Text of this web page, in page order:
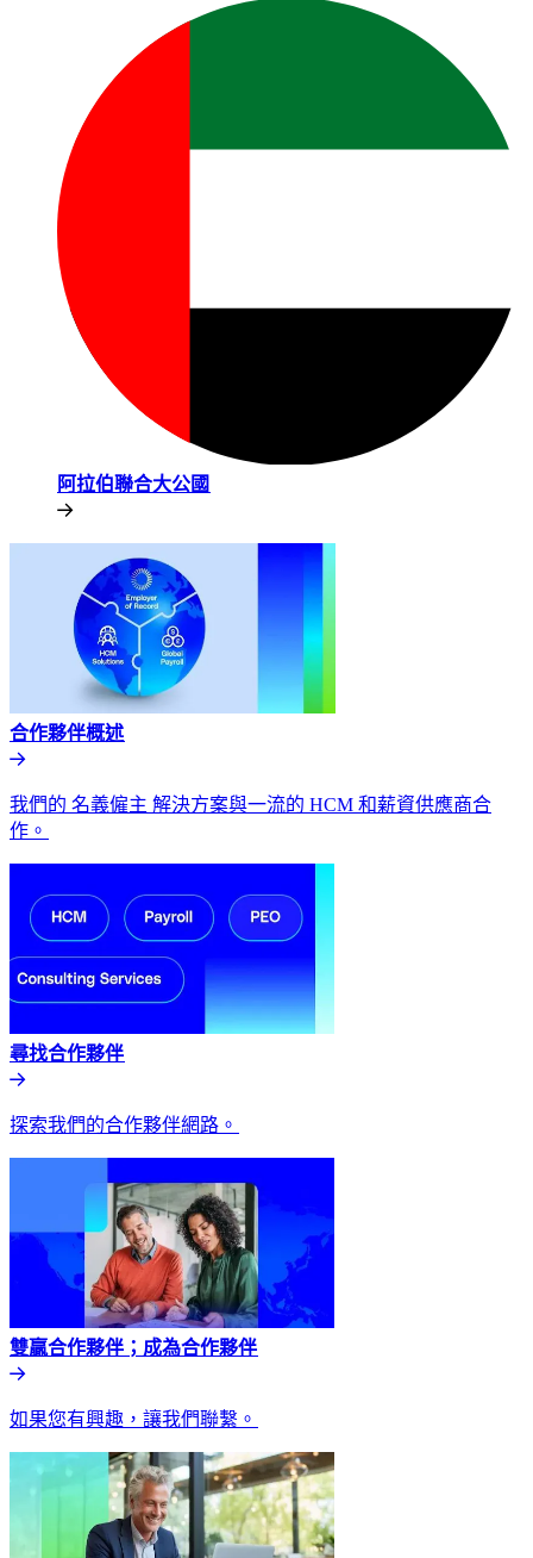
阿拉伯聯合大公國​​
合作夥伴概述​​
我們的 名義僱主 解決方案與一流的 HCM 和薪資供應商合
作。​​
尋找合作夥伴​​
探索我們的合作夥伴網路。​​
雙贏合作夥伴；成為合作夥伴​​
如果您有興趣，讓我們聯繫。​​